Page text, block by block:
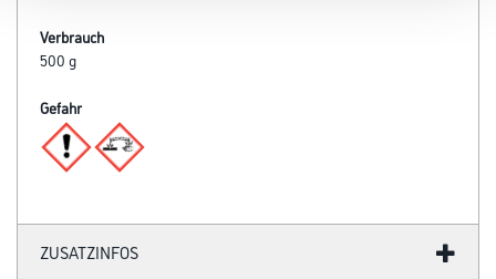
Verbrauch
500 g
Gefahr
ZUSATZINFOS